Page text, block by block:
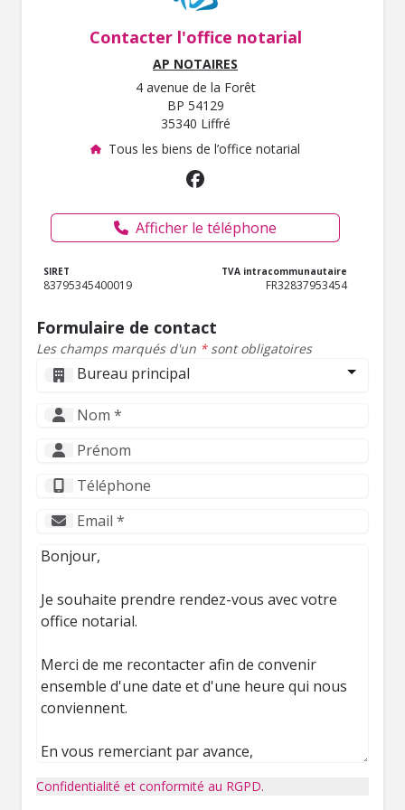
Contacter l'office notarial
AP NOTAIRES
4 avenue de la Forêt
BP 54129
35340 Liffré
Tous les biens de l’office notarial
Afficher le téléphone
SIRET
83795345400019
TVA intracommunautaire
FR32837953454
Formulaire de contact
Les champs marqués d'un *sont obligatoires
Bureau principal
Confidentialité et conformité au RGPD.